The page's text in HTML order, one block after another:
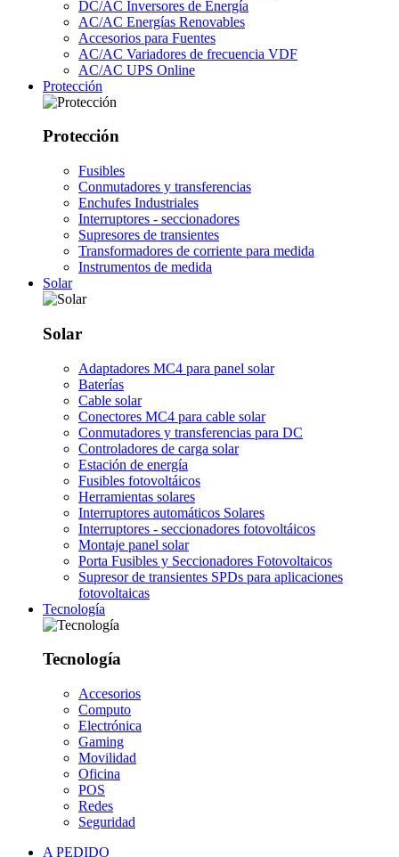
DC/AC Inversores de Energía
AC/AC Energías Renovables
Accesorios para Fuentes
AC/AC Variadores de frecuencia VDF
AC/AC UPS Online
Protección
Protección
Fusibles
Conmutadores y transferencias
Enchufes Industriales
Interruptores - seccionadores
Supresores de transientes
Transformadores de corriente para medida
Instrumentos de medida
Solar
Solar
Adaptadores MC4 para panel solar
Baterías
Cable solar
Conectores MC4 para cable solar
Conmutadores y transferencias para DC
Controladores de carga solar
Estación de energía
Fusibles fotovoltáicos
Herramientas solares
Interruptores automáticos Solares
Interruptores - seccionadores fotovoltáicos
Montaje panel solar
Porta Fusibles y Seccionadores Fotovoltaicos
Supresor de transientes SPDs para aplicaciones
fotovoltaicas
Tecnología
Tecnología
Accesorios
Computo
Electrónica
Gaming
Movilidad
Oficina
POS
Redes
Seguridad
A PEDIDO